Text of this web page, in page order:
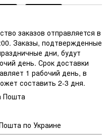
заказов отправляется в
Заказы, подтвержденные
дни, будут
день. Срок доставки
1 рабочий день, в
составить 2-3 дня.
Пошта
по Украине